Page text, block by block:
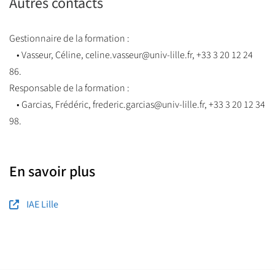
Gestionnaire de la formation :
• Vasseur, Céline, celine.vasseur@univ-lille.fr, +33 3 20 12 24
86.
Responsable de la formation :
• Garcias, Frédéric, frederic.garcias@univ-lille.fr, +33 3 20 12 34
98.
En savoir plus
IAE Lille